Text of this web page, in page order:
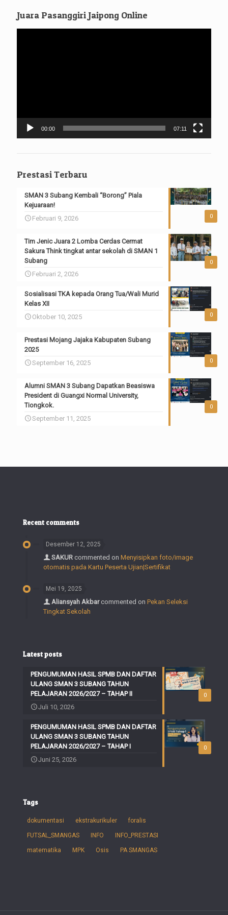
Juara Pasanggiri Jaipong Online
00:00 07:11
Prestasi Terbaru
0
SMAN 3 Subang Kembali “Borong” Piala
Kejuaraan!
Februari 9, 2026
0
Tim Jenic Juara 2 Lomba Cerdas Cermat
Sakura Think tingkat antar sekolah di SMAN 1
Subang
Februari 2, 2026
0
Sosialisasi TKA kepada Orang Tua/Wali Murid
Kelas XII
Oktober 10, 2025
0
Prestasi Mojang Jajaka Kabupaten Subang
2025
September 16, 2025
0
Alumni SMAN 3 Subang Dapatkan Beasiswa
President di Guangxi Normal University,
Tiongkok.
September 11, 2025
Recent comments
Desember 12, 2025
SAKUR commented on Menyisipkan foto/image
otomatis pada Kartu Peserta Ujian|Sertifikat
Mei 19, 2025
Aliansyah Akbarcommented on Pekan Seleksi
Tingkat Sekolah
Latest posts
0
PENGUMUMAN HASIL SPMB DAN DAFTAR
ULANG SMAN 3 SUBANG TAHUN
PELAJARAN 2026/2027 – TAHAP II
Juli 10, 2026
0
PENGUMUMAN HASIL SPMB DAN DAFTAR
ULANG SMAN 3 SUBANG TAHUN
PELAJARAN 2026/2027 – TAHAP I
Juni 25, 2026
Tags
dokumentasi ekstrakurikuler foralis
FUTSAL_SMANGAS INFO INFO_PRESTASI
matematika MPK Osis PA SMANGAS